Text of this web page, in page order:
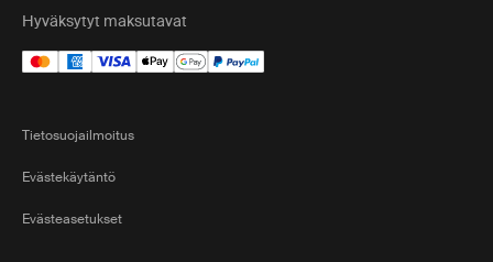
Hyväksytyt maksutavat
Tietosuojailmoitus
Evästekäytäntö
Evästeasetukset